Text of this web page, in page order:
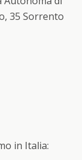
35 Sorrento
in Italia: